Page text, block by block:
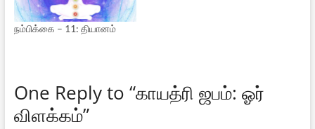
நம்பிக்கை – 11: தியானம்
One Reply to “காயத்ரி ஜபம்: ஓர்
விளக்கம்”